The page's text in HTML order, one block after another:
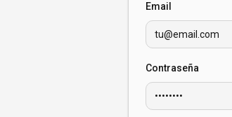
Email
Contraseña